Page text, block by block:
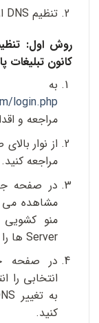
تنظیم DNS از طریق پنل دامنه در وب سایت ایرنیک
کانون تبلیغات
login.php
مراجعه و
از نوار
مراجعه کنید.
در صفحه
مشاهده می
Server ها را انتخاب کنید.
انتخابی
کنید.